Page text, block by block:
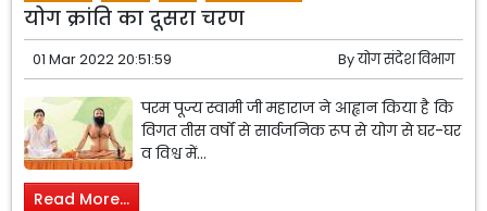
योग क्रांति का दूसरा चरण
01 Mar 2022 20:51:59 Byयोग संदेश विभाग
परम पूज्य स्वामी जी महाराज ने आह्वान किया है कि
विगत तीस वर्षों से सार्वजनिक रूप से योग से घर-घर
व विश्व में...
Read More...